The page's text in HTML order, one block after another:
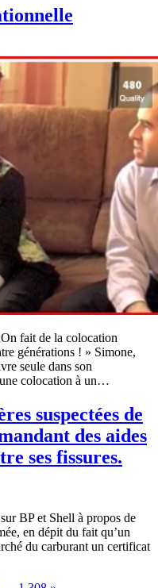
fait de la colocation
générations ! » Simone,
seule dans son
colocation à un…
suspectées de
des aides
ses fissures.
BP et Shell à propos de
en dépit du fait qu’un
du carburant un certificat